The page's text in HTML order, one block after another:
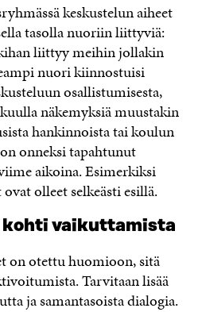
keskustelun aiheet
tasolla nuoriin liittyviä:
liittyy meihin jollakin
nuori kiinnostuisi
osallistumisesta,
näkemyksiä muustakin
hankinnoista tai koulun
onneksi tapahtunut
aikoina. Esimerkiksi
olleet selkeästi esillä.
vaikuttamista
on otettu huomioon, sitä
Tarvitaan lisää
ja samantasoista dialogia.